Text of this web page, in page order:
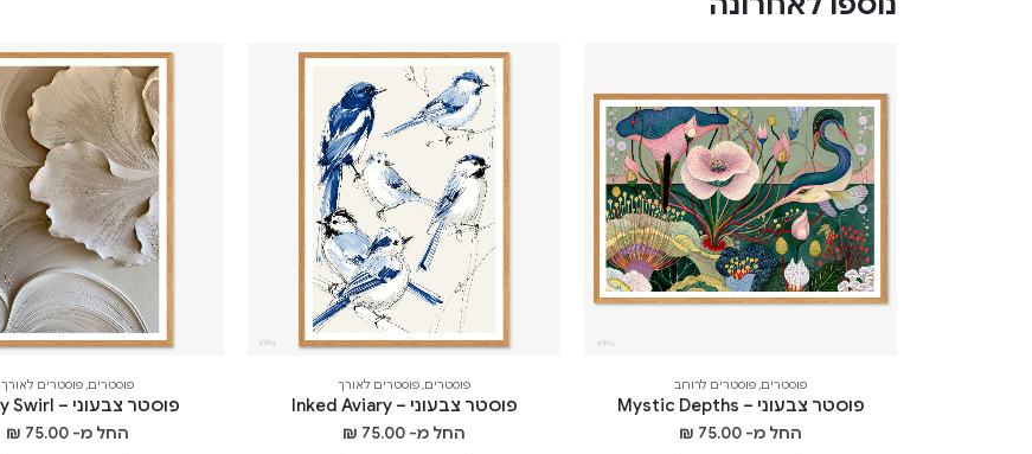
פוסטרים,פוסטרים לרוחב
פוסטר צבעוני – Mystic Depths
החל מ- ₪ 75.00
פוסטרים,פוסטרים לאורך
פוסטר צבעוני – Inked Aviary
החל מ- ₪ 75.00
פוסטרים,פוסטרים לאורך
פוסטר צבעוני – Earthy Swirl
החל מ- ₪ 75.00